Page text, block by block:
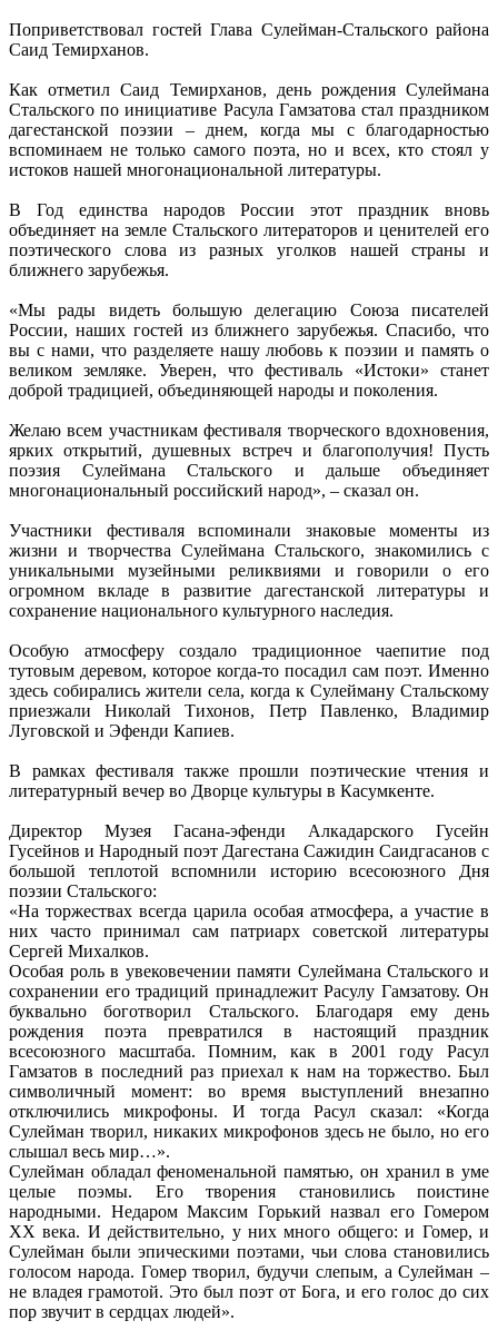
Поприветствовал гостей Глава Сулейман-Стальского района
Саид Темирханов.
Как отметил Саид Темирханов, день рождения Сулеймана
Стальского по инициативе Расула Гамзатова стал праздником
дагестанской поэзии – днем, когда мы с благодарностью
вспоминаем не только самого поэта, но и всех, кто стоял у
истоков нашей многонациональной литературы.
В Год единства народов России этот праздник вновь
объединяет на земле Стальского литераторов и ценителей его
поэтического слова из разных уголков нашей страны и
ближнего зарубежья.
«Мы рады видеть большую делегацию Союза писателей
России, наших гостей из ближнего зарубежья. Спасибо, что
вы с нами, что разделяете нашу любовь к поэзии и память о
великом земляке. Уверен, что фестиваль «Истоки» станет
доброй традицией, объединяющей народы и поколения.
Желаю всем участникам фестиваля творческого вдохновения,
ярких открытий, душевных встреч и благополучия! Пусть
поэзия Сулеймана Стальского и дальше объединяет
многонациональный российский народ», – сказал он.
Участники фестиваля вспоминали знаковые моменты из
жизни и творчества Сулеймана Стальского, знакомились с
уникальными музейными реликвиями и говорили о его
огромном вкладе в развитие дагестанской литературы и
сохранение национального культурного наследия.
Особую атмосферу создало традиционное чаепитие под
тутовым деревом, которое когда-то посадил сам поэт. Именно
здесь собирались жители села, когда к Сулейману Стальскому
приезжали Николай Тихонов, Петр Павленко, Владимир
Луговской и Эфенди Капиев.
В рамках фестиваля также прошли поэтические чтения и
литературный вечер во Дворце культуры в Касумкенте.
Директор Музея Гасана-эфенди Алкадарского Гусейн
Гусейнов и Народный поэт Дагестана Сажидин Саидгасанов с
большой теплотой вспомнили историю всесоюзного Дня
поэзии Стальского:
«На торжествах всегда царила особая атмосфера, а участие в
них часто принимал сам патриарх советской литературы
Сергей Михалков.
Особая роль в увековечении памяти Сулеймана Стальского и
сохранении его традиций принадлежит Расулу Гамзатову. Он
буквально боготворил Стальского. Благодаря ему день
рождения поэта превратился в настоящий праздник
всесоюзного масштаба. Помним, как в 2001 году Расул
Гамзатов в последний раз приехал к нам на торжество. Был
символичный момент: во время выступлений внезапно
отключились микрофоны. И тогда Расул сказал: «Когда
Сулейман творил, никаких микрофонов здесь не было, но его
слышал весь мир…».
Сулейман обладал феноменальной памятью, он хранил в уме
целые поэмы. Его творения становились поистине
народными. Недаром Максим Горький назвал его Гомером
XX века. И действительно, у них много общего: и Гомер, и
Сулейман были эпическими поэтами, чьи слова становились
голосом народа. Гомер творил, будучи слепым, а Сулейман –
не владея грамотой. Это был поэт от Бога, и его голос до сих
пор звучит в сердцах людей».